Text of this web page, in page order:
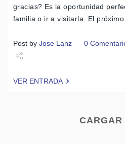
gracias? Es la oportunidad
familia o ir a visitarla. El
Post by Jose Lanz 0
VER ENTRADA
CARGAR